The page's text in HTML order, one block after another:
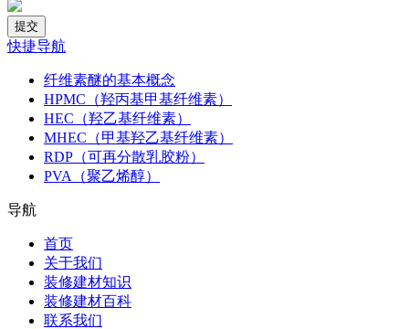
快捷导航
纤维素醚的基本概念
HPMC（羟丙基甲基纤维素）
HEC（羟乙基纤维素）
MHEC（甲基羟乙基纤维素）
RDP（可再分散乳胶粉）
PVA（聚乙烯醇）
导航
首页
关于我们
装修建材知识
装修建材百科
联系我们